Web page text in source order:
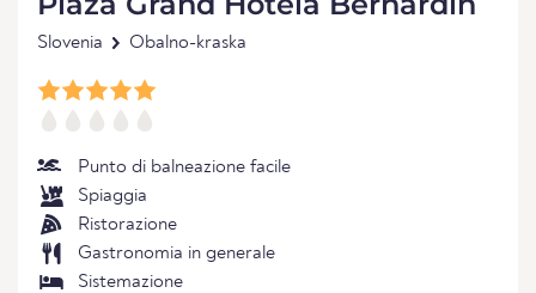
Slovenia Obalno-kraska
Punto di balneazione facile
Spiaggia
Ristorazione
Gastronomia in generale
Sistemazione